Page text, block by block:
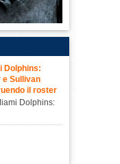
Dolphins:
e Sullivan
il roster
Dolphins: